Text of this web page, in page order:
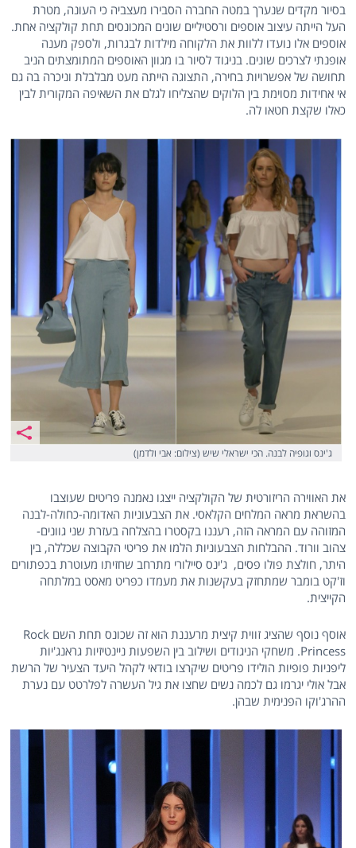
בסיור מקדים שנערך במטה החברה הסבירו מעצביה כי העונה, מטרת
העל הייתה עיצוב אוספים ורסטיליים שונים המכונסים תחת קולקציה אחת.
אוספים אלו נועדו ללוות את הלקוחה מילדות לבגרות, ולספק מענה
אופנתי לצרכים שונים. בניגוד לסיור בו מגוון האוספים המתומצתים הניב
תחושה של אפשרויות בחירה, התצוגה הייתה מעט מבלבלת וניכרה בה גם
אי אחידות מסוימת בין הלוקים שהצליחו לגלם את השאיפה המקורית לבין
כאלו שקצת חטאו לה.
ג'ינס וגופיה לבנה. הכי ישראלי שיש (צילום: אבי ולדמן)
את האווירה הריזורטית של הקולקציה ייצגו נאמנה פריטים שעוצבו
בהשראת מראה המלחים הקלאסי. את הצבעוניות האדומה-כחולה-לבנה
המזוהה עם המראה הזה, רעננו בקסטרו בהצלחה בעזרת שני גוונים-
צהוב וורוד. ההבלחות הצבעוניות הלמו את פריטי הקבוצה שכללה, בין
היתר, חולצת פולו פסים, ג'ינס סיילורי מתרחב שחזיתו מעוטרת בכפתורים
וז'קט בומבר שמתחזק בעקשנות את מעמדו כפריט מאסט במלתחה
הקייצית.
אוסף נוסף שהציג זווית קיצית מרעננת הוא זה שכונס תחת השם Rock
Princess. משחקי הניגודים ושילוב בין השפעות ניינטיזיות גראנג'יות
ליפניות פופיות הולידו פריטים שיקרצו בודאי לקהל היעד הצעיר של הרשת
אבל אולי יגרמו גם לכמה נשים שחצו את גיל העשרה לפלרטט עם נערת
ההרג'וקו הפנימית שבהן.